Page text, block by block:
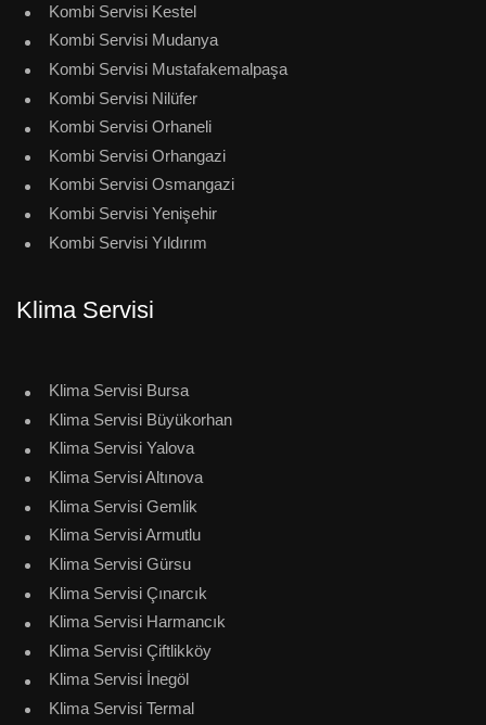
Kombi Servisi Kestel
Kombi Servisi Mudanya
Kombi Servisi Mustafakemalpaşa
Kombi Servisi Nilüfer
Kombi Servisi Orhaneli
Kombi Servisi Orhangazi
Kombi Servisi Osmangazi
Kombi Servisi Yenişehir
Kombi Servisi Yıldırım
Klima Servisi
Klima Servisi Bursa
Klima Servisi Büyükorhan
Klima Servisi Yalova
Klima Servisi Altınova
Klima Servisi Gemlik
Klima Servisi Armutlu
Klima Servisi Gürsu
Klima Servisi Çınarcık
Klima Servisi Harmancık
Klima Servisi Çiftlikköy
Klima Servisi İnegöl
Klima Servisi Termal